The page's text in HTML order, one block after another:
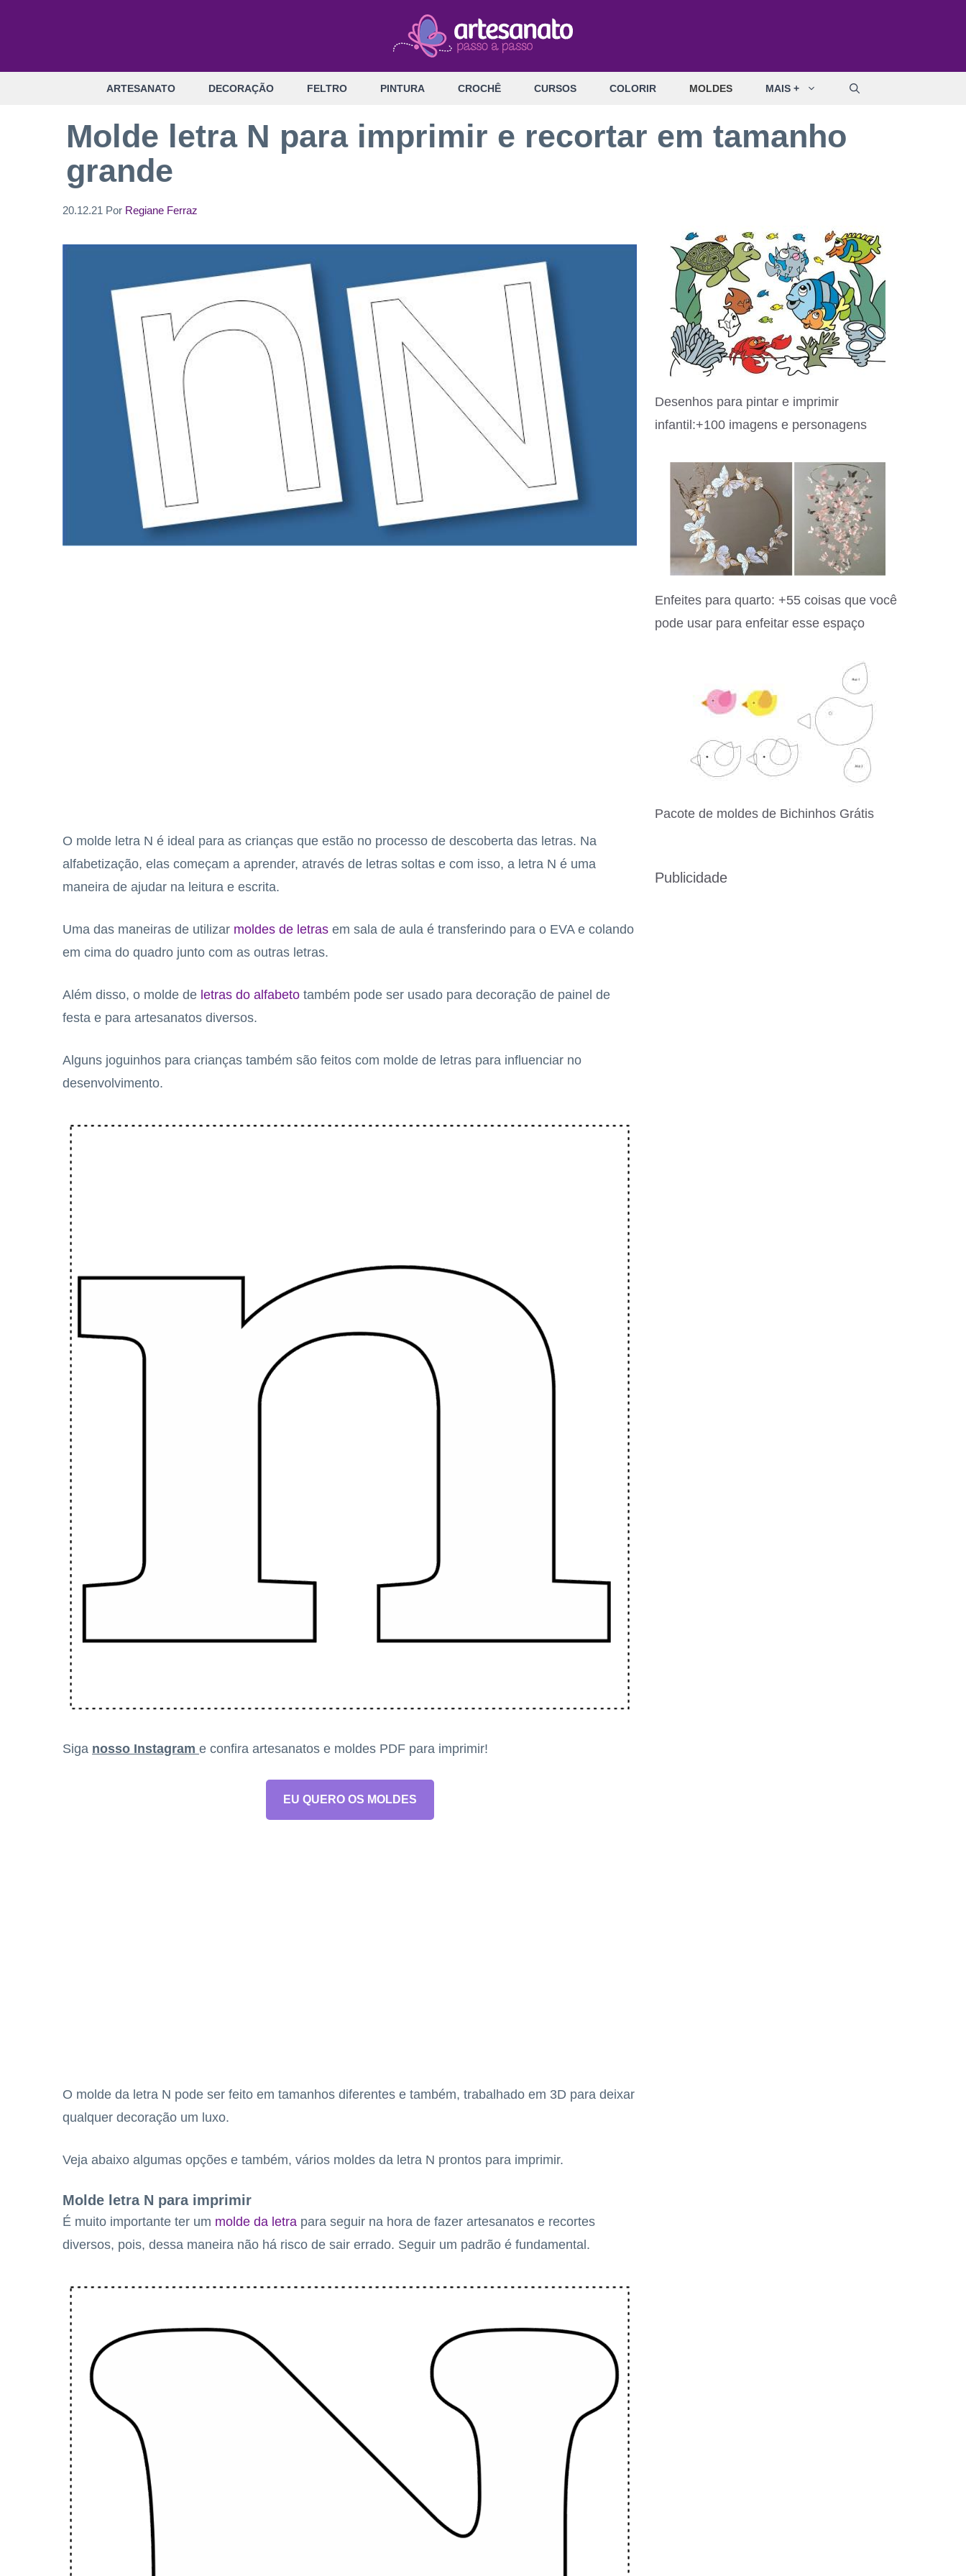
ARTESANATO DECORAÇÃO FELTRO PINTURA CROCHÊ CURSOS COLORIR MOLDES MAIS +
Molde letra N para imprimir e recortar em tamanho
grande
20.12.21 Por Regiane Ferraz
O molde letra N é ideal para as crianças que estão no processo de descoberta das letras. Na
alfabetização, elas começam a aprender, através de letras soltas e com isso, a letra N é uma
maneira de ajudar na leitura e escrita.
Uma das maneiras de utilizar moldes de letras em sala de aula é transferindo para o EVA e colando
em cima do quadro junto com as outras letras.
Além disso, o molde de letras do alfabeto também pode ser usado para decoração de painel de
festa e para artesanatos diversos.
Alguns joguinhos para crianças também são feitos com molde de letras para influenciar no
desenvolvimento.
Siga nosso Instagram e confira artesanatos e moldes PDF para imprimir!
EU QUERO OS MOLDES
O molde da letra N pode ser feito em tamanhos diferentes e também, trabalhado em 3D para deixar
qualquer decoração um luxo.
Veja abaixo algumas opções e também, vários moldes da letra N prontos para imprimir.
Molde letra N para imprimir
É muito importante ter um molde da letra para seguir na hora de fazer artesanatos e recortes
diversos, pois, dessa maneira não há risco de sair errado. Seguir um padrão é fundamental.
Desenhos para pintar e imprimir
infantil:+100 imagens e personagens
Enfeites para quarto: +55 coisas que você
pode usar para enfeitar esse espaço
Pacote de moldes de Bichinhos Grátis
Publicidade